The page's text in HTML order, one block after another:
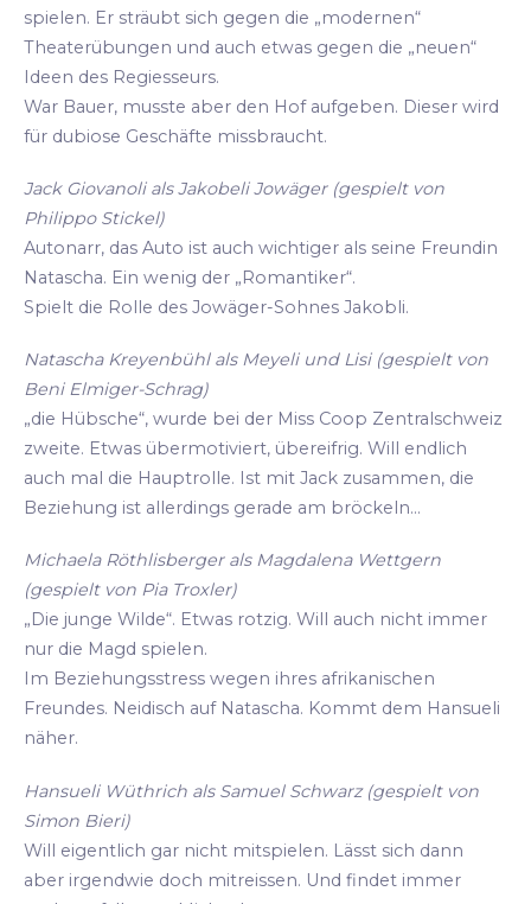
spielen. Er sträubt sich gegen die „modernen“
Theaterübungen und auch etwas gegen die „neuen“
Ideen des Regiesseurs.
War Bauer, musste aber den Hof aufgeben. Dieser wird
für dubiose Geschäfte missbraucht.
Jack Giovanoli als Jakobeli Jowäger (gespielt von
Philippo Stickel)
Autonarr, das Auto ist auch wichtiger als seine Freundin
Natascha. Ein wenig der „Romantiker“.
Spielt die Rolle des Jowäger-Sohnes Jakobli.
Natascha Kreyenbühl als Meyeli und Lisi (gespielt von
Beni Elmiger-Schrag)
„die Hübsche“, wurde bei der Miss Coop Zentralschweiz
zweite. Etwas übermotiviert, übereifrig. Will endlich
auch mal die Hauptrolle. Ist mit Jack zusammen, die
Beziehung ist allerdings gerade am bröckeln...
Michaela Röthlisberger als Magdalena Wettgern
(gespielt von Pia Troxler)
„Die junge Wilde“. Etwas rotzig. Will auch nicht immer
nur die Magd spielen.
Im Beziehungsstress wegen ihres afrikanischen
Freundes. Neidisch auf Natascha. Kommt dem Hansueli
näher.
Hansueli Wüthrich als Samuel Schwarz (gespielt von
Simon Bieri)
Will eigentlich gar nicht mitspielen. Lässt sich dann
aber irgendwie doch mitreissen. Und findet immer